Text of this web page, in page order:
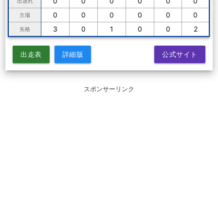
欠場 0 0 0 0 0 0
失格 3 0 1 0 0 2
出走表 詳細版 公式サイト
スポンサーリンク